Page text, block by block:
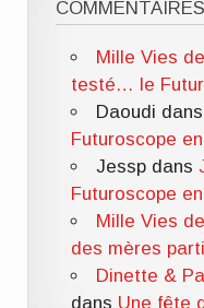
Mille Vies
testé… le
Daoudi dans
Futuroscope
Jesspdans
Futuroscope
Mille Vies
des mères
Dinette &
dans Une fête